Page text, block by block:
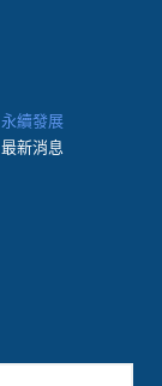
永續發展
最新消息